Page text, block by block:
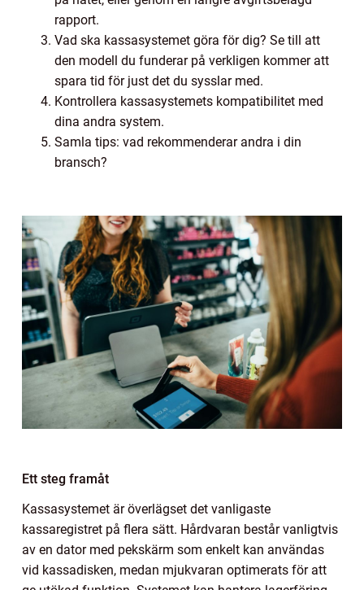
rapport.
Vad ska kassasystemet göra för dig? Se till att
den modell du funderar på verkligen kommer att
spara tid för just det du sysslar med.
Kontrollera kassasystemets kompatibilitet med
dina andra system.
Samla tips: vad rekommenderar andra i din
bransch?
Ett steg framåt
Kassasystemet är överlägset det vanligaste
kassaregistret på flera sätt. Hårdvaran består vanligtvis
av en dator med pekskärm som enkelt kan användas
vid kassadisken, medan mjukvaran optimerats för att